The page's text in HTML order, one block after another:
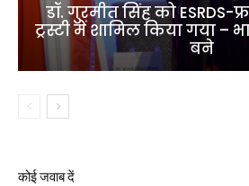
डॉ. गुरमीत सिंह को ESRDS-
ट्रस्टी में शामिल किया गया –
बने
कोई जवाब दें